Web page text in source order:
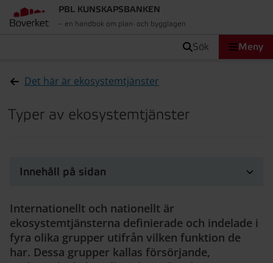
PBL KUNSKAPSBANKEN
– en handbok om plan- och bygglagen
sök Meny
Det här är ekosystemtjänster
Typer av ekosystemtjänster
Innehåll på sidan
Internationellt och nationellt är
ekosystemtjänsterna definierade och indelade i
fyra olika grupper utifrån vilken funktion de
har. Dessa grupper kallas försörjande,